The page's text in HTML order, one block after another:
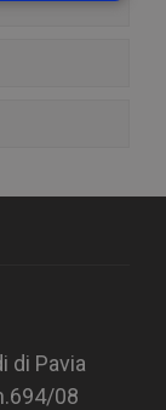
di Pavia
08